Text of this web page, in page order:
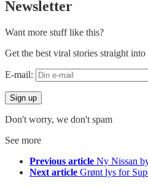
Newsletter
Want more stuff like this?
Get the best viral stories straight
E-mail:
Don't worry, we don't spam
See more
Previous article Ny Nissan
Next article Grønt lys for